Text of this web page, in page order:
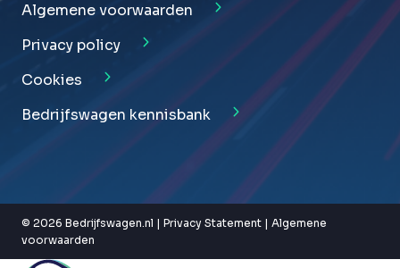
Algemene voorwaarden
Privacy policy
Cookies
Bedrijfswagen kennisbank
© 2026 Bedrijfswagen.nl | Privacy Statement | Algemene
voorwaarden